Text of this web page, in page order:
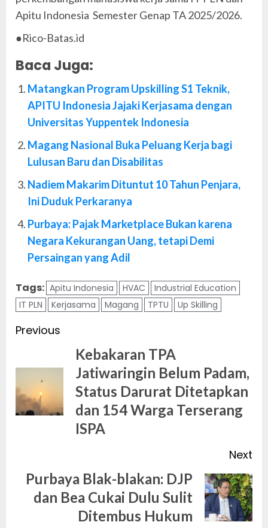
Apitu Indonesia Semester Genap TA 2025/2026.
●Rico-Batas.id
Baca Juga:
Matangkan Program Upskilling S1 Teknik,
APITU Indonesia Jajaki Kerjasama dengan
Universitas Yuppentek Indonesia
Magang Nasional Buka Peluang Kerja bagi
Lulusan Baru dan Disabilitas
Nadiem Makarim Dituntut 10 Tahun Penjara,
Ini Duduk Perkaranya
Purbaya: Pajak Marketplace Bukan karena
Negara Kekurangan Uang, tetapi Demi
Persaingan yang Adil
Tags: Apitu Indonesia HVAC
Industrial Education
IT PLN
Kerjasama Magang TPTU Up Skilling
Post
navigation
Previous
Kebakaran TPA
Jatiwaringin Belum Padam,
Status Darurat Ditetapkan
dan 154 Warga Terserang
ISPA
Next
Next
Purbaya Blak-blakan: DJP
dan Bea Cukai Dulu Sulit
Ditembus Hukum